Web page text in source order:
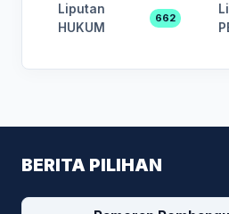
Liputan
HUKUM
662
BERITA PILIHAN